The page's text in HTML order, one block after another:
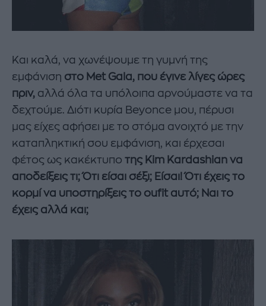
Και καλά, να χωνέψουμε τη γυμνή της
εμφάνιση στο Met Gala, που έγινε λίγες ώρες
πριν, αλλά όλα τα υπόλοιπα αρνούμαστε να τα
δεχτούμε. Διότι κυρία Beyonce μου, πέρυσι
μας είχες αφήσει με το στόμα ανοιχτό με την
καταπληκτική σου εμφάνιση, και έρχεσαι
φέτος ως κακέκτυπο της Kim Kardashian να
αποδείξεις τι; Ότι είσαι σέξι; Είσαι! Ότι έχεις το
κορμί να υποστηρίξεις το oufit αυτό; Ναι το
έχεις αλλά και;